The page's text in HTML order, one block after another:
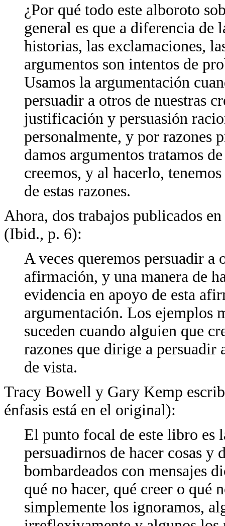
¿Por qué todo este alboroto
general es que a diferencia de
historias, las exclamaciones,
argumentos son intentos de
Usamos la argumentación
persuadir a otros de nuestras
justificación y persuasión
personalmente, y por razones
damos argumentos tratamos
creemos, y al hacerlo,
de estas razones.
Ahora, dos trabajos publicados
(Ibid., p. 6):
A veces queremos persuadir a
afirmación, y una manera de
evidencia en apoyo de esta
argumentación. Los ejemplos
suceden cuando alguien que
razones que dirige a persuadir
de vista.
Tracy Bowell y Gary Kemp
énfasis está en el original):
El punto focal de este libro es
persuadirnos de hacer cosas y
bombardeados con mensajes
qué no hacer, qué creer o qué
simplemente los ignoramos,